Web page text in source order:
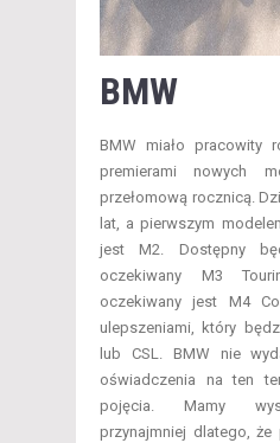
BMW
BMW miało pracowity
premierami nowych
przełomową rocznicą.
lat, a pierwszym
jest M2. Dostępny
oczekiwany M3
oczekiwany jest M4
ulepszeniami, który
lub CSL. BMW nie
oświadczenia na ten
pojęcia. Mamy
przynajmniej dlatego,